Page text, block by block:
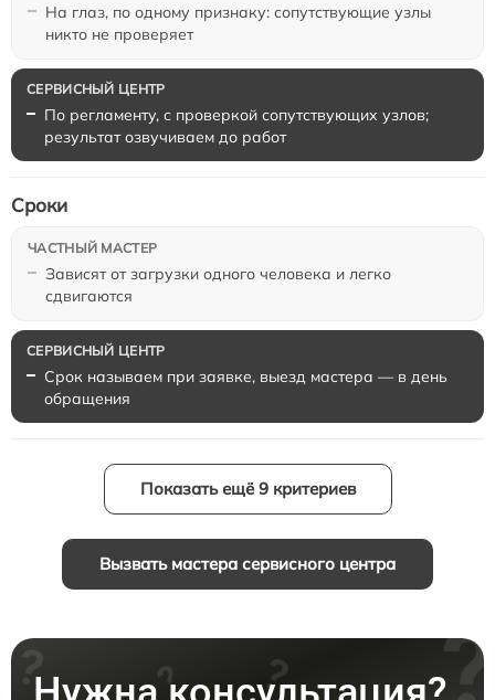
На глаз, по одному признаку: сопутствующие узлы
никто не проверяет
По регламенту, с проверкой сопутствующих узлов;
результат озвучиваем до работ
Зависят от загрузки одного человека и легко
сдвигаются
Сроки
Срок называем при заявке, выезд мастера — в день
обращения
Показать ещё 9 критериев
Вызвать мастера сервисного центра